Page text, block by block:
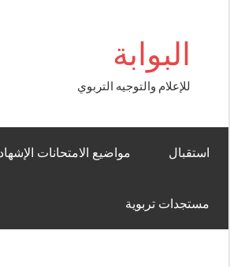
البوابة
للإعلام والتوجيه التربوي
استقبال مواضيع الامتحانات
مستجدات تربوية